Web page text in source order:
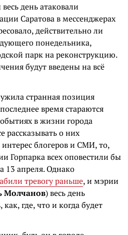
день атаковали
Саратова в мессенджерах
действительно ли
понедельника,
парк на реконструкцию.
будут введены на всё
странная позиция
время стараются
в жизни города
рассказывать о них
блогеров и СМИ, то,
Горпарка всех оповестили бы
13 апреля. Однако
тревогу раньше, и мэрии
Молчанов) весь день
где, что и когда будет